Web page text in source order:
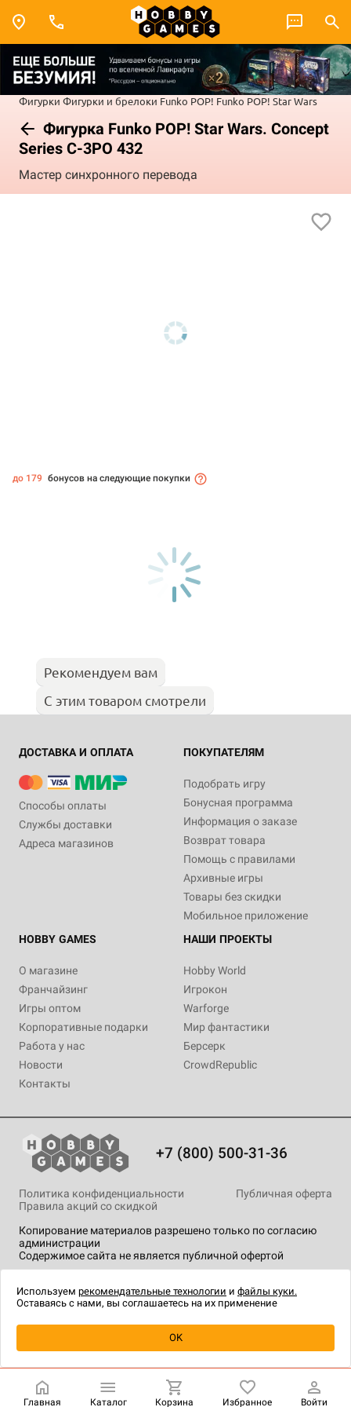
Фигурки Фигурки и брелоки Funko POP! Funko POP! Star Wars
Фигурка Funko POP! Star Wars. Concept
Series C-3PO 432
Мастер синхронного перевода
Уведомить о наличии
до 179 бонусов на следующие покупки
Рекомендуем вам
С этим товаром смотрели
ДОСТАВКА И ОПЛАТА
Способы оплаты
Службы доставки
Адреса магазинов
ПОКУПАТЕЛЯМ
Подобрать игру
Бонусная программа
Информация о заказе
Возврат товара
Помощь с правилами
Архивные игры
Товары без скидки
Мобильное приложение
HOBBY GAMES
О магазине
Франчайзинг
Игры оптом
Корпоративные подарки
Работа у нас
Новости
Контакты
НАШИ ПРОЕКТЫ
Hobby World
Игрокон
Warforge
Мир фантастики
Берсерк
CrowdRepublic
+7 (800) 500-31-36
Копирование материалов разрешено только по согласию
администрации
Содержимое сайта не является публичной офертой
Политика конфиденциальности
Публичная оферта
Правила акций со скидкой
технологии.
Главная Каталог Корзина Избранное Войти
Используем рекомендательные технологии и файлы куки.
Оставаясь с нами, вы соглашаетесь на их применение
OK